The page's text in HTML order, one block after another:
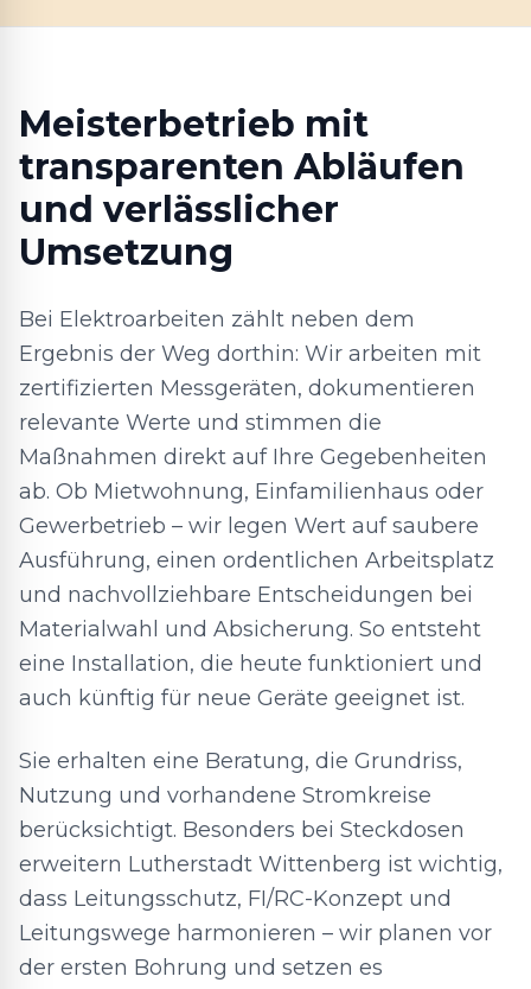
Meisterbetrieb mit
transparenten Abläufen
und verlässlicher
Umsetzung
Bei Elektroarbeiten zählt neben dem
Ergebnis der Weg dorthin: Wir arbeiten mit
zertifizierten Messgeräten, dokumentieren
relevante Werte und stimmen die
Maßnahmen direkt auf Ihre Gegebenheiten
ab. Ob Mietwohnung, Einfamilienhaus oder
Gewerbetrieb – wir legen Wert auf saubere
Ausführung, einen ordentlichen Arbeitsplatz
und nachvollziehbare Entscheidungen bei
Materialwahl und Absicherung. So entsteht
eine Installation, die heute funktioniert und
auch künftig für neue Geräte geeignet ist.
Sie erhalten eine Beratung, die Grundriss,
Nutzung und vorhandene Stromkreise
berücksichtigt. Besonders bei Steckdosen
erweitern Lutherstadt Wittenberg ist wichtig,
dass Leitungsschutz, FI/RC-Konzept und
Leitungswege harmonieren – wir planen vor
der ersten Bohrung und setzen es